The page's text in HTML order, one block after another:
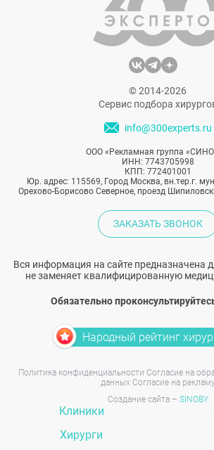
отличаются. Рассказываем,
подтяжка нитями
© 2014-2026
Сервис подбора
info@300experts.ru
ООО «Рекламная группа
ИНН: 7743705998
КПП: 772401001
Юр. адрес: 115569, Город Москва, вн.тер.г.
Орехово-Борисово Северное, проезд
ЗАКАЗАТЬ ЗВОНОК
Вся информация на сайте предназначена
не заменяет квалифицированную
Обязательно
Народный рейтинг
Политика конфиденциальности Согласие на
данных Согласие на
Создание сайта – SINOBY
Клиники
Хирурги